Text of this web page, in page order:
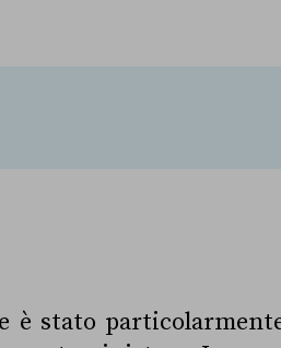
è stato